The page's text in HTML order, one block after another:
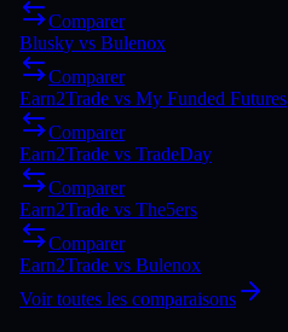
Comparer
Blusky vs Bulenox
Comparer
Earn2Trade vs My Funded Futures
Comparer
Earn2Trade vs TradeDay
Comparer
Earn2Trade vs The5ers
Comparer
Earn2Trade vs Bulenox
Voir toutes les comparaisons